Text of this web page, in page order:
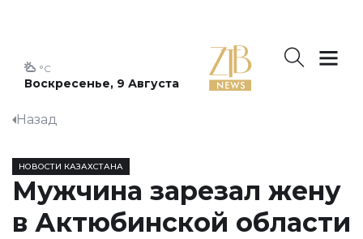
Воскресенье, 9 Августа
°C
Назад
НОВОСТИ КАЗАХСТАНА
Мужчина зарезал жену
в Актюбинской области